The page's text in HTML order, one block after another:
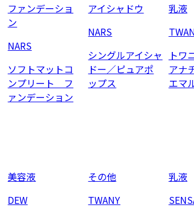
ファンデーショ
ン
NARS
ソフトマットコ
ンプリート フ
ァンデーション
アイシャドウ
NARS
シングルアイシャ
ドー／ピュアポ
ップス
乳液
ト
アナ
エマ
美容液
DEW
その他
TWANY
乳液